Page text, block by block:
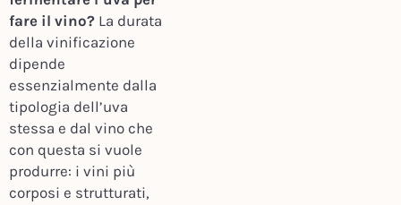
fare il vino?La durata
della vinificazione
dipende
essenzialmente dalla
tipologia dell’uva
stessa e dal vino che
con questa si vuole
produrre: i vini più
corposi e strutturati,